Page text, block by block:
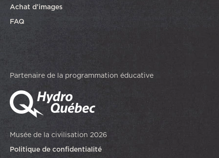
Achat d’images
FAQ
Partenaire de la programmation éducative
Musée de la civilisation 2026
Politique de confidentialité